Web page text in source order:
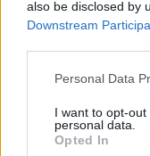
also be disclosed by
Downstream
Personal Data
I want to opt-
personal data.
Opted In